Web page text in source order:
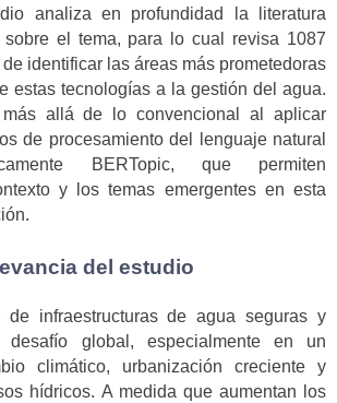
analiza en profundidad la literatura
sobre el tema, para lo cual revisa 1087
identificar las áreas más prometedoras
estas tecnologías a la gestión del agua.
allá de lo convencional al aplicar
de procesamiento del lenguaje natural
BERTopic, que permiten
y los temas emergentes en esta
del estudio
de infraestructuras de agua seguras y
global, especialmente en un
climático, urbanización creciente y
hídricos. A medida que aumentan los